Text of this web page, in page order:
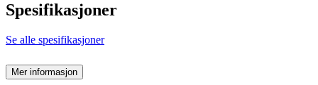
Spesifikasjoner
Se alle spesifikasjoner
Mer informasjon